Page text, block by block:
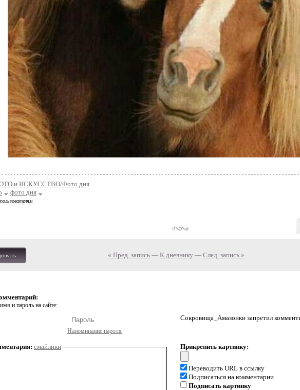
и ИСКУССТВО/Фото дня
фото дня
« Пред. запись— К дневнику — След. запись »
и пароль на сайте:
Напоминание пароля
Сокровища_Амазонки запретил
смайлики Прикрепить картинку:
Переводить URL в ссылку
Подписаться на комментарии
Подписать картинку